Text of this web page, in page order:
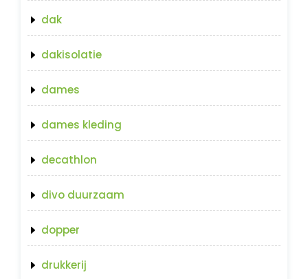
dak
dakisolatie
dames
dames kleding
decathlon
divo duurzaam
dopper
drukkerij